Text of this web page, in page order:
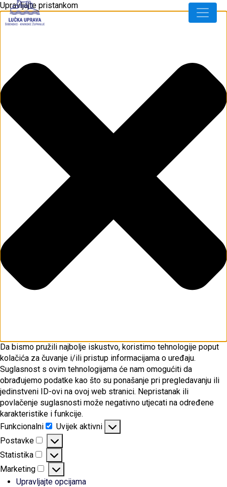
Upravljajte pristankom
Da bismo pružili najbolje iskustvo, koristimo tehnologije poput
kolačića za čuvanje i/ili pristup informacijama o uređaju.
Suglasnost s ovim tehnologijama će nam omogućiti da
obrađujemo podatke kao što su ponašanje pri pregledavanju ili
jedinstveni ID-ovi na ovoj web stranici. Nepristanak ili
povlačenje suglasnosti može negativno utjecati na određene
karakteristike i funkcije.
Funkcionalni
Funkcionalni
Uvijek aktivni
Postavke
Postavke
Statistika
Statistika
Marketing
Marketing
Upravljajte opcijama